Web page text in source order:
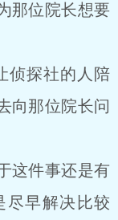
那位院长想要
侦探社的人陪
向那位院长问
这件事还是有
尽早解决比较